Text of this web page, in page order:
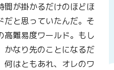
間が掛かるだけのほどほ
だと思っていたんだ。そ
高難易度ワールド。もし
かなり先のことになるだ
何はともあれ、オレのワ